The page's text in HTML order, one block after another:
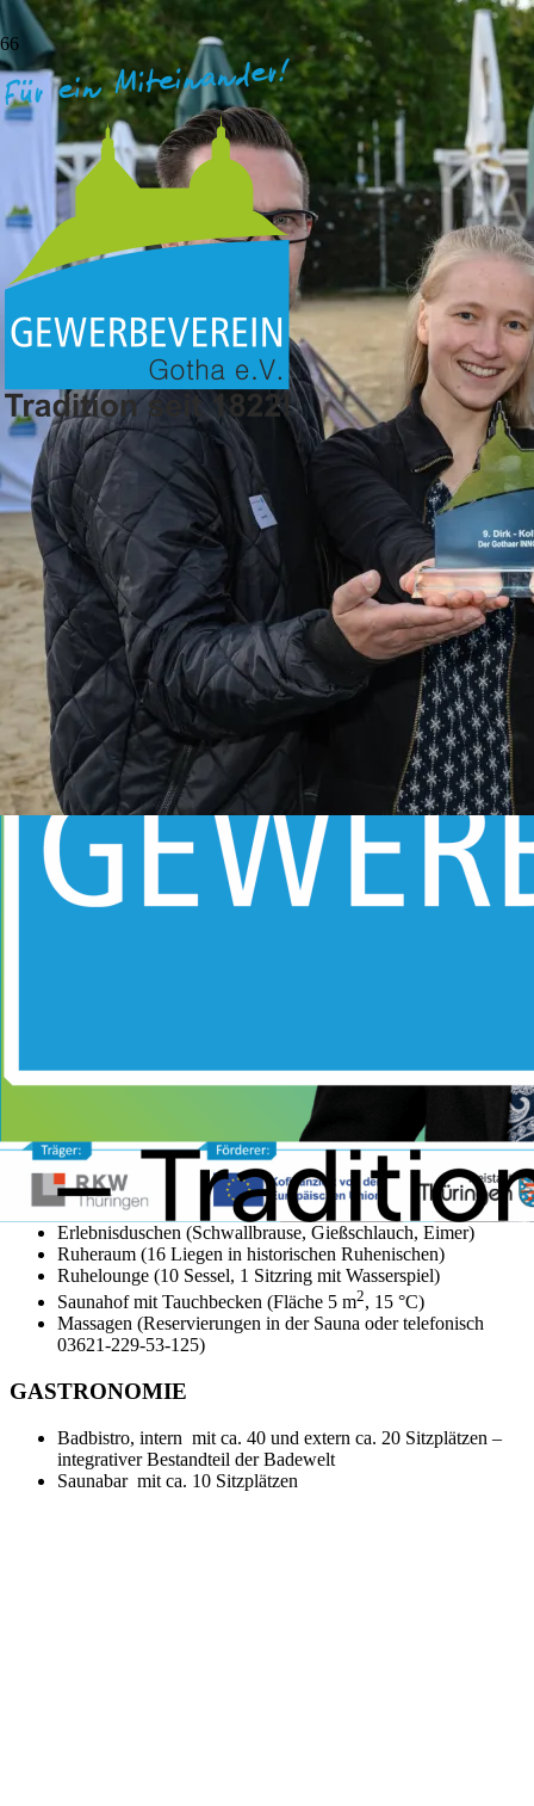
Badbetreibung Gotha GmbH
BOHNSTEDTSTRASSE 6 99867 GOTHA
Vorheriges Mitglied
Alpha Omega – Griechischer Spezialitäten-Shop
Nächstes Mitglied
Barrique Gotha
Badbetreibung Gotha GmbH
jugendstil entdecken.
Ansprechpartner(in):
Carsten Pferner
Filiale:Bohnstedtstraße 6 99867 Gotha(Mitgliedsadresse)
03621-229530
03621 229 53-209
https://www.stadt-bad-gotha.de/
https://www.stadt-bad-gotha.de/online-shop
BADEWELT
Sportschwimmbecken (6 x 25 m Bahnen, Wassertiefe 2,0 –
3,5 m, 28 °C)
Lehrschwimmbecken (Fläche 104 m
, Wassertiefe 0,8 – 1,35
m, 30 °C)
Planschbecken mit Wasserpilz und Kinderrutsche (Fläche 33
m
, Wassertiefe 0,05 – 0,4 m, 30 °C)
Jugendstilbecken mit integrierten Sprudelliegen und
Finnsauna (95 °C, trocken, ca. 30 Personen)
Dampfbad (40 – 48 °C, 100 % Luftfeuchte, Licht- und
Duftsteuerung, ca. 15 Personen)
Biosauna (50 – 60 °C, 40 – 60 % Luftfeuchte, Licht- und
Duftsteuerung, ca. 20 Personen)
Tepidarium (bis 39 °C warm, trocken, ca. 8 Personen)
Erlebnisduschen (Schwallbrause, Gießschlauch, Eimer)
Ruheraum (16 Liegen in historischen Ruhenischen)
Ruhelounge (10 Sessel, 1 Sitzring mit Wasserspiel)
Saunahof mit Tauchbecken (Fläche 5 m2, 15 °C)
Massagen (Reservierungen in der Sauna oder telefonisch
03621-229-53-125)
GASTRONOMIE
Badbistro, intern mit ca. 40 und extern ca. 20 Sitzplätzen –
integrativer Bestandteil der Badewelt
Saunabar mit ca. 10 Sitzplätzen